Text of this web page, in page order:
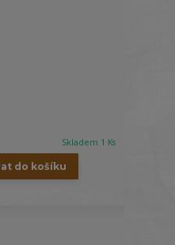
Skladem 1 Ks
do košíku